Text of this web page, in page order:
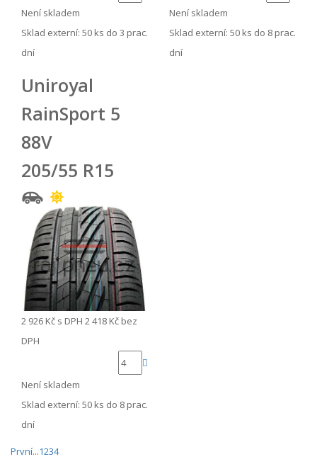
Není skladem
Sklad externí: 50 ks do 3 prac.
dní
Není skladem
Sklad externí: 50 ks do 8 prac.
dní
Uniroyal
RainSport 5
88V
205/55 R15
2 926 Kč s DPH 2 418 Kč bez
DPH
Není skladem
Sklad externí: 50 ks do 8 prac.
dní
První...1234